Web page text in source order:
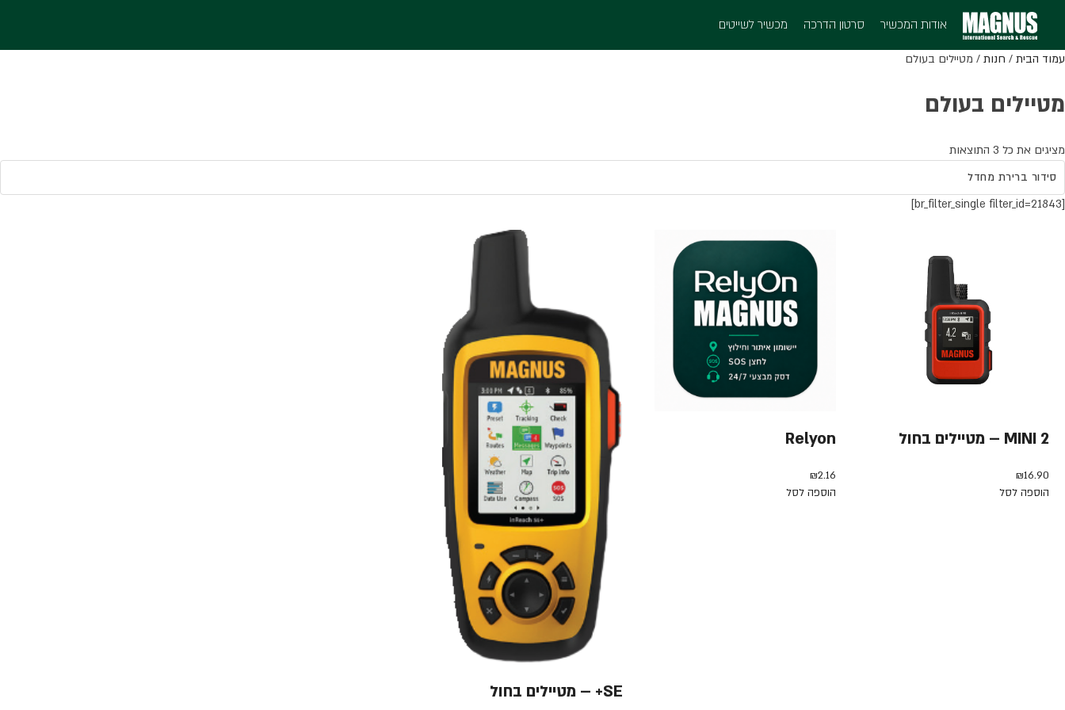
אודות המכשיר סרטון הדרכה מכשיר לשייטים
עמוד הבית / חנות / מטיילים בעולם
מטיילים בעולם
מציגים את כל ⁦3⁩ התוצאות
[br_filter_single filter_id=21843]
MINI 2 – מטיילים בחול
₪16.90
הוספה לסל
Relyon
₪2.16
הוספה לסל
SE+ – מטיילים בחול